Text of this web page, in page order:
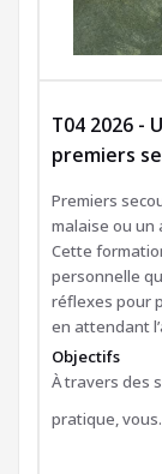
T04 2026 -
premiers
Premiers
malaise ou un
Cette
personnelle
réflexes pour
en attendant
Objectifs
À travers des
pratique,